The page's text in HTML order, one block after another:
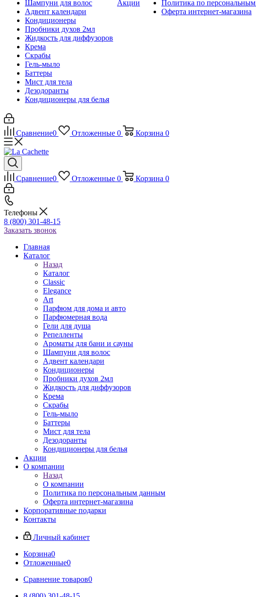
Шампуни для волос
Адвент календари
Кондиционеры
Пробники духов 2мл
Жидкость для диффузоров
Крема
Скрабы
Гель-мыло
Баттеры
Мист для тела
Дезодоранты
Кондиционеры для белья
Акции
Политика по
Оферта интернет-магазина
Сравнение0 Отложенные 0 Корзина 0
Сравнение0 Отложенные 0 Корзина 0
Телефоны
8 (800) 301-48-15
Заказать звонок
Главная
Каталог
Назад
Каталог
Classic
Elegance
Art
Парфюм для дома и авто
Парфюмерная вода
Гели для душа
Репелленты
Ароматы для бани и сауны
Шампуни для волос
Адвент календари
Кондиционеры
Пробники духов 2мл
Жидкость для диффузоров
Крема
Скрабы
Гель-мыло
Баттеры
Мист для тела
Дезодоранты
Кондиционеры для белья
Акции
О компании
Назад
О компании
Политика по персональным данным
Оферта интернет-магазина
Корпоративные подарки
Контакты
Личный кабинет
Корзина0
Отложенные0
Сравнение товаров0